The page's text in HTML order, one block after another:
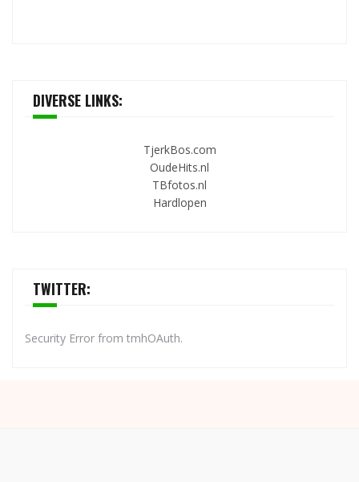
DIVERSE LINKS:
TjerkBos.com
OudeHits.nl
TBfotos.nl
Hardlopen
TWITTER:
Security Error from tmhOAuth.